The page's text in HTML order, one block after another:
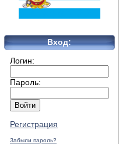
Вход:
Логин:
Пароль:
Регистрация
Забыли пароль?